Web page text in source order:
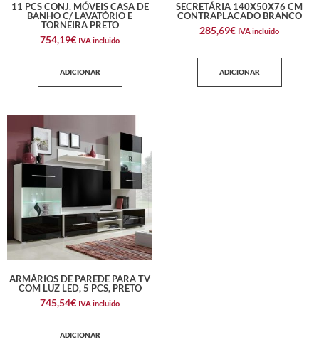
11 PCS CONJ. MÓVEIS CASA DE
BANHO C/ LAVATÓRIO E
TORNEIRA PRETO
754,19€ IVA incluido
ADICIONAR
SECRETÁRIA 140X50X76 CM
CONTRAPLACADO BRANCO
285,69€ IVA incluido
ADICIONAR
ARMÁRIOS DE PAREDE PARA TV
COM LUZ LED, 5 PCS, PRETO
745,54€ IVA incluido
ADICIONAR